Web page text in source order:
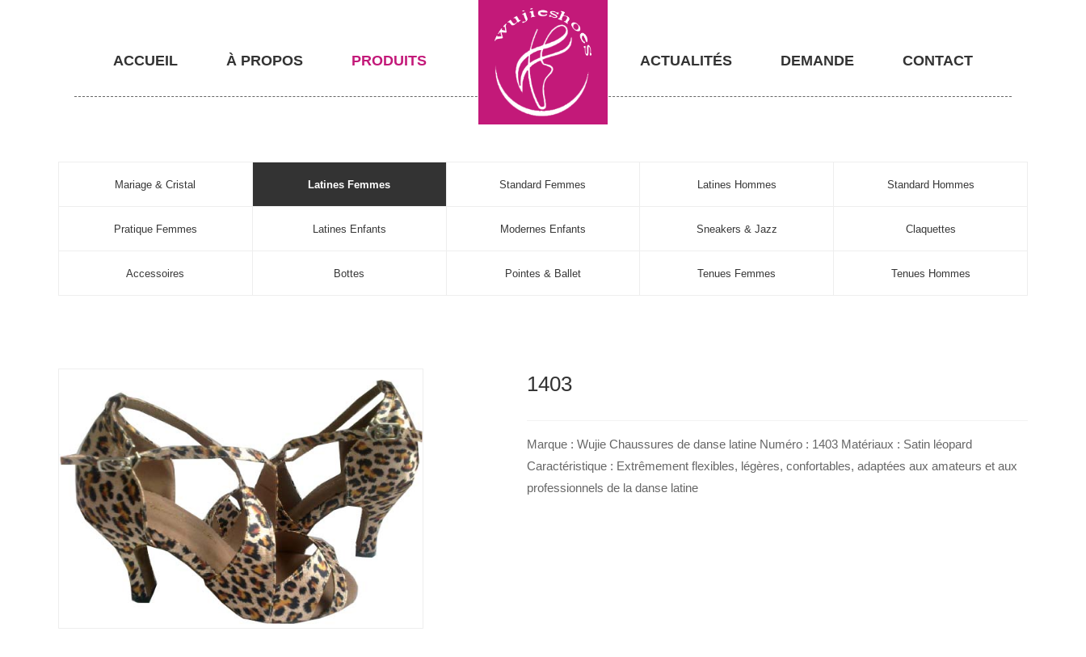
ACCUEIL À PROPOS PRODUITS ACTUALITÉS DEMANDE CONTACT
Mariage & Cristal Latines Femmes Standard Femmes Latines Hommes Standard Hommes
Pratique Femmes Latines Enfants Modernes Enfants Sneakers & Jazz Claquettes
Accessoires Bottes Pointes & Ballet Tenues Femmes Tenues Hommes
1403
Marque : Wujie Chaussures de danse latine Numéro : 1403 Matériaux : Satin léopard
Caractéristique : Extrêmement flexibles, légères, confortables, adaptées aux amateurs et aux
professionnels de la danse latine